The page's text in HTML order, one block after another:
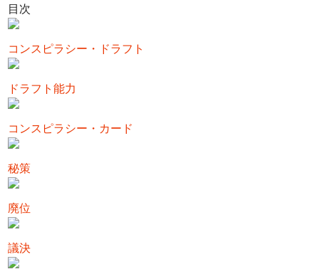
目次
コンスピラシー・ドラフト
ドラフト能力
コンスピラシー・カード
秘策
廃位
議決